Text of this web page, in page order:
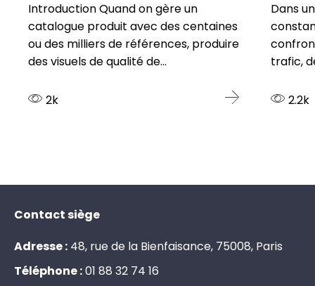
Introduction Quand on gère un
catalogue produit avec des centaines
ou des milliers de références, produire
des visuels de qualité de...
2k
Dans
trafic,
2.2k
Contact siège
Adresse : 48, rue de la Bienfaisance, 75008, Paris
Téléphone :01 88 32 74 16